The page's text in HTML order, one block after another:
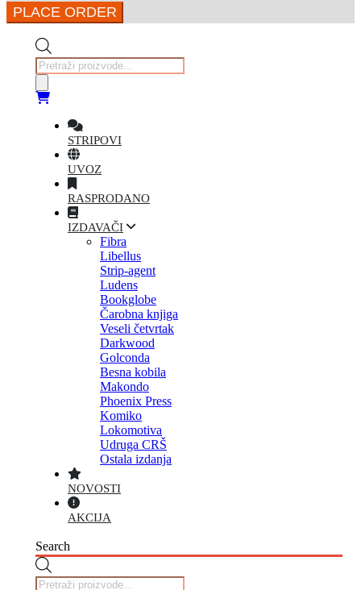
PLACE ORDER
Products
search
STRIPOVI
UVOZ
RASPRODANO
IZDAVAČI
Fibra
Libellus
Strip-agent
Ludens
Bookglobe
Čarobna knjiga
Veseli četvrtak
Darkwood
Golconda
Besna kobila
Makondo
Phoenix Press
Komiko
Lokomotiva
Udruga CRŠ
Ostala izdanja
NOVOSTI
AKCIJA
Search
Products